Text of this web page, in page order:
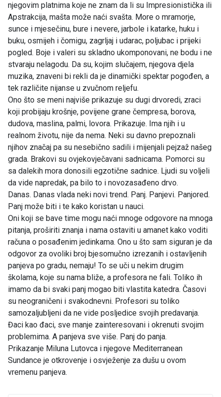
njegovim platnima koje ne znam da li su Impresionistička ili
Apstrakcija, mašta može naći svašta. More o mramorje,
sunce i mjesečinu, bure i nevere, jarbole i katarke, huku i
buku, osmijeh i čomigu, zagrljaj i udarac, poljubac i prijeki
pogled. Boje i valeri su skladno ukomponovani, ne bodu i ne
stvaraju nelagodu. Da su, kojim slučajem, njegova djela
muzika, znaveni bi rekli da je dinamički spektar pogođen, a
tek različite nijanse u zvučnom reljefu.
Ono što se meni najviše prikazuje su dugi drvoredi, zraci
koji probijaju krošnje, povijene grane čempresa, borova,
dudova, maslina, palmi, lovora. Prikazuje. Ima njih i u
realnom životu, nije da nema. Neki su davno prepoznali
njihov značaj pa su nesebično sadili i mijenjali pejzaž našeg
grada. Brakovi su ovjekovječavani sadnicama. Pomorci su
sa dalekih mora donosili egzotične sadnice. Ljudi su voljeli
da vide napredak, pa bilo to i novozasađeno drvo.
Danas. Danas vlada neki novi trend. Panj. Panjevi. Panjored.
Panj može biti i te kako koristan u nauci.
Oni koji se bave time mogu naći mnoge odgovore na mnoga
pitanja, proširiti znanja i nama ostaviti u amanet kako voditi
računa o posađenim jedinkama. Ono u što sam siguran je da
odgovor za ovoliki broj bjesomučno izrezanih i ostavljenih
panjeva po gradu, nemaju! To se uči u nekim drugim
školama, koje su nama bliže, a profesora ne fali. Toliko ih
imamo da bi svaki panj mogao biti vlastita katedra. Časovi
su neograničeni i svakodnevni. Profesori su toliko
samozaljubljeni da ne vide posljedice svojih predavanja.
Đaci kao đaci, sve manje zainteresovani i okrenuti svojim
problemima. A panjeva sve više. Panj do panja.
Prikazanje Miluna Lutovca i njegove Mediterranean
Sundance je otkrovenje i osvježenje za dušu u ovom
vremenu panjeva.